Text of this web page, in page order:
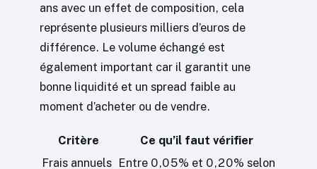
ans avec un effet de composition, cela
représente plusieurs milliers d’euros de
différence. Le volume échangé est
également important car il garantit une
bonne liquidité et un spread faible au
moment d’acheter ou de vendre.
Critère
Ce qu’il faut vérifier
Frais annuels Entre 0,05% et 0,20% selon